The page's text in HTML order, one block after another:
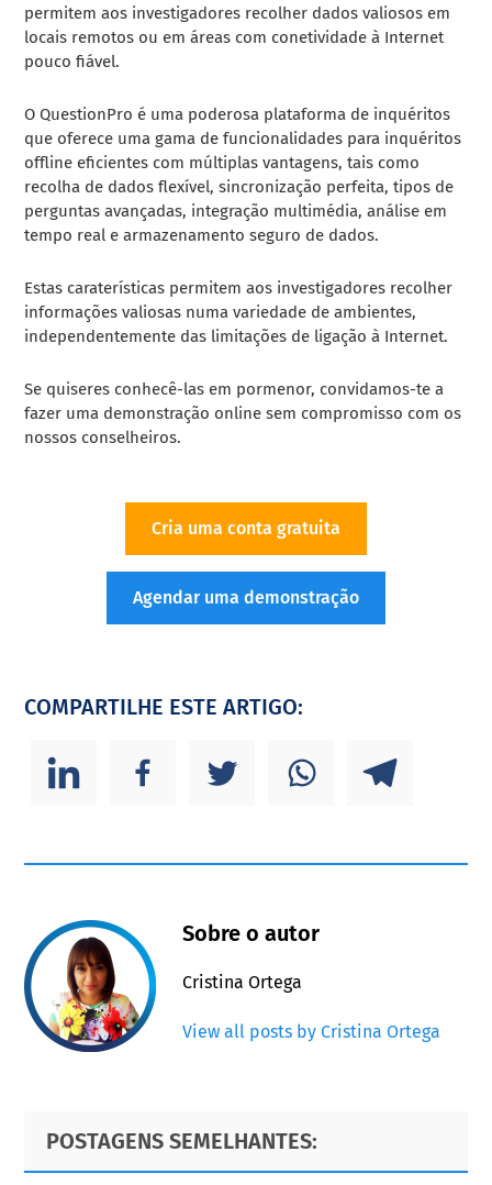
permitem aos investigadores recolher dados valiosos em
locais remotos ou em áreas com conetividade à Internet
pouco fiável.
O QuestionPro é uma poderosa plataforma de inquéritos
que oferece uma gama de funcionalidades para inquéritos
offline eficientes com múltiplas vantagens, tais como
recolha de dados flexível, sincronização perfeita, tipos de
perguntas avançadas, integração multimédia, análise em
tempo real e armazenamento seguro de dados.
Estas caraterísticas permitem aos investigadores recolher
informações valiosas numa variedade de ambientes,
independentemente das limitações de ligação à Internet.
Se quiseres conhecê-las em pormenor, convidamos-te a
fazer uma demonstração online sem compromisso com os
nossos conselheiros.
Cria uma conta gratuita
Agendar uma demonstração
COMPARTILHE ESTE ARTIGO:
Sobre o autor
Cristina Ortega
View all posts by Cristina Ortega
Primary
Sidebar
Footer
POSTAGENS SEMELHANTES: